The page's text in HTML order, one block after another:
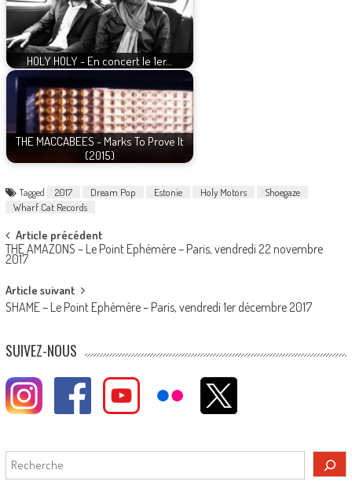
HOLY HOLY - En concert le 1er…
THE MACCABEES - Marks To Prove It
(2015)
Tagged 2017 Dream Pop Estonie Holy Motors
Shoegaze
Wharf Cat Records
Post
navigation
Article précédent
THE AMAZONS – Le Point Ephémère – Paris, vendredi 22 novembre
2017
Article suivant
SHAME – Le Point Ephémère – Paris, vendredi 1er décembre 2017
SUIVEZ-NOUS
Rechercher